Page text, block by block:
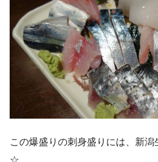
この爆盛りの刺身盛りには、新
☆